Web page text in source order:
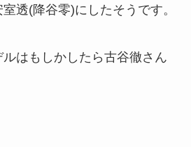
透(降谷零)にしたそうです。
はもしかしたら古谷徹さん